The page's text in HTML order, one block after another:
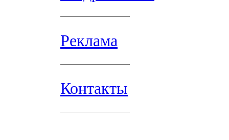
Реклама
Контакты